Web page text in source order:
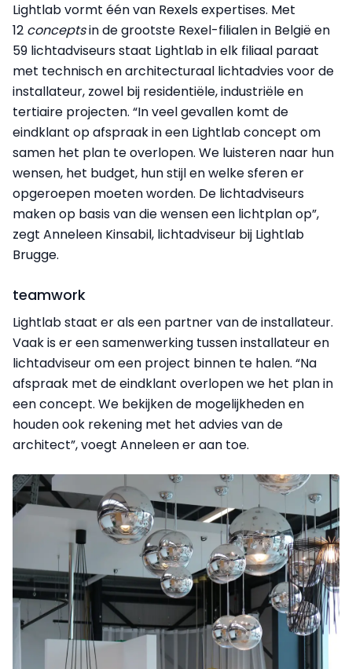
Lightlab vormt één van Rexels expertises. Met
12 conceptsin de grootste Rexel-filialen in België en
59 lichtadviseurs staat Lightlab in elk filiaal paraat
met technisch en architecturaal lichtadvies voor de
installateur, zowel bij residentiële, industriële en
tertiaire projecten. “In veel gevallen komt de
eindklant op afspraak in een Lightlab concept om
samen het plan te overlopen. We luisteren naar hun
wensen, het budget, hun stijl en welke sferen er
opgeroepen moeten worden. De lichtadviseurs
maken op basis van die wensen een lichtplan op”,
zegt Anneleen Kinsabil, lichtadviseur bij Lightlab
Brugge.
teamwork
Lightlab staat er als een partner van de installateur.
Vaak is er een samenwerking tussen installateur en
lichtadviseur om een project binnen te halen. “Na
afspraak met de eindklant overlopen we het plan in
een concept. We bekijken de mogelijkheden en
houden ook rekening met het advies van de
architect”, voegt Anneleen er aan toe.